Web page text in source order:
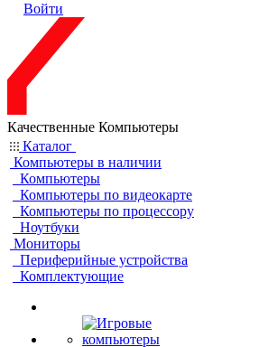
Войти
Качественные Компьютеры
Каталог
Компьютеры в наличии
Компьютеры
Компьютеры по видеокарте
Компьютеры по процессору
Ноутбуки
Мониторы
Периферийные устройства
Комплектующие